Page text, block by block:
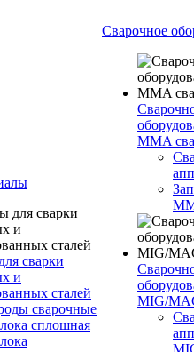
сварки
и
сталей
сварочные
сплошная
Сварочное
MMA
MIG/